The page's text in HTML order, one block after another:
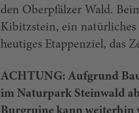
den Oberpfälzer Wald.
Kibitzstein, ein natürliches
heutiges Etappenziel, das
ACHTUNG: Aufgrund
im Naturpark Steinwald